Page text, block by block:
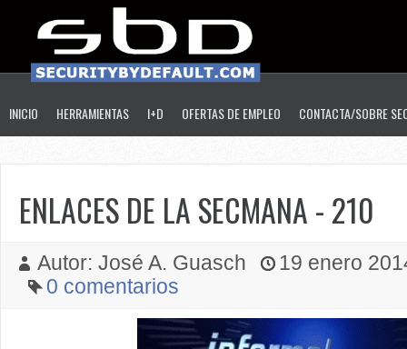
INICIO HERRAMIENTAS I+D OFERTAS DE EMPLEO CONTACTA/SOBRE
ENLACES DE LA SECMANA - 210
Autor: José A. Guasch
19 enero
0 comentarios